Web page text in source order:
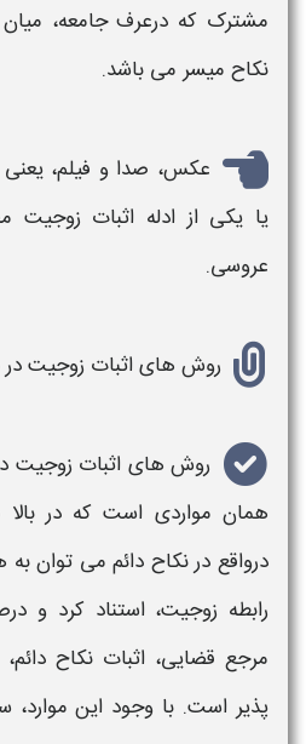
مشترک که درعرف جامعه، میان
نکاح میسر می باشد.
عکس، صدا و فیلم،
یا یکی از ادله اثبات زوجیت
عروسی.
روش های اثبات زوجیت در
روش های اثبات زوجیت
همان مواردی است که در
درواقع در نکاح دائم می توان
رابطه زوجیت، استناد کرد و
مرجع قضایی، اثبات نکاح
پذیر است. با وجود این موارد،